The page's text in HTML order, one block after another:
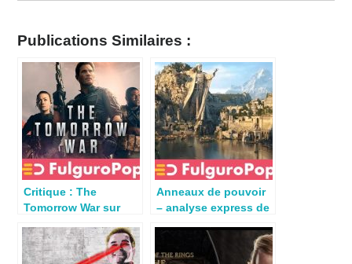
Publications Similaires :
Critique : The
Tomorrow War sur
Anneaux de pouvoir
– analyse express de